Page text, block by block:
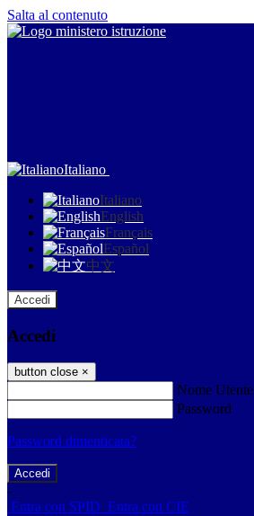
Salta al contenuto
Italiano
Italiano
English
Français
Español
中文
Accedi
Accedi
button close ×
Nome Utente
Password
Password dimenticata?
-
Entra con SPID Entra con CIE